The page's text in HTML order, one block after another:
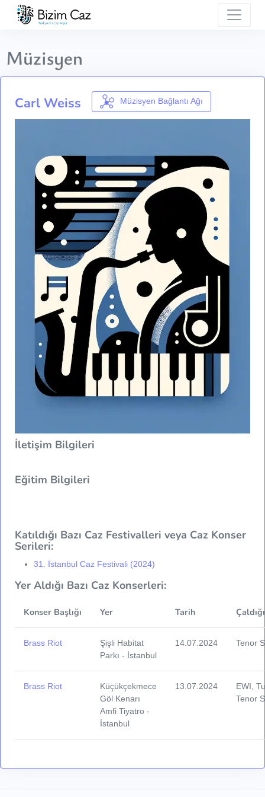
Müzisyen
Carl Weiss Müzisyen Bağlantı Ağı
İletişim Bilgileri
Eğitim Bilgileri
Katıldığı Bazı Caz Festivalleri veya Caz Konser
Serileri:
31. İstanbul Caz Festivali (2024)
Yer Aldığı Bazı Caz Konserleri:
Konser Başlığı Yer Tarih
Brass Riot
Şişli Habitat
Parkı - İstanbul
14.07.2024 Tenor
Brass Riot
Küçükçekmece
Göl Kenarı
Amfi Tiyatro -
İstanbul
13.07.2024
EWI,
Tenor